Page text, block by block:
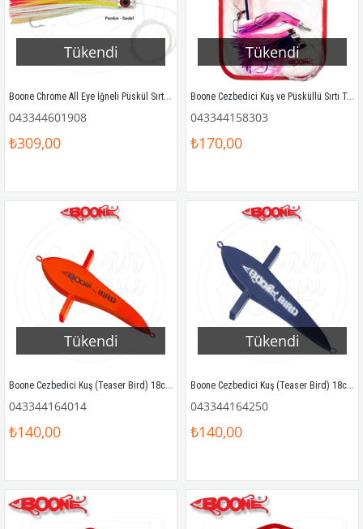
Tükendi
Boone Chrome All Eye İğneli Püskül Sırtı Sahtesi 16.5cm Pembe Sedef
043344601908
₺309,00
Tükendi
Boone Cezbedici Kuş ve Püsküllü Sırtı Takımı (Teaser Bird Trolling Rig) 24cm Mavi / Pembe
043344158303
₺170,00
Tükendi
Boone Cezbedici Kuş (Teaser Bird) 18cm Turuncu
043344164014
₺140,00
Tükendi
Boone Cezbedici Kuş (Teaser Bird) 18cm Mavi
043344164250
₺140,00